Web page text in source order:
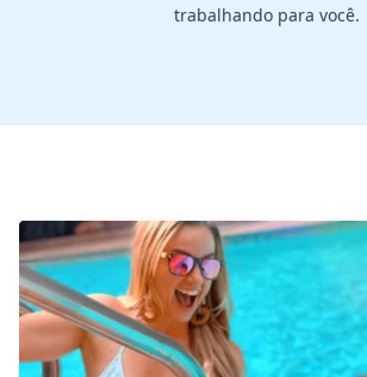
trabalhando para você.